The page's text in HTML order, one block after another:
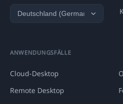
ANWENDUNGSFÄLLE
Cloud-Desktop
Remote Desktop